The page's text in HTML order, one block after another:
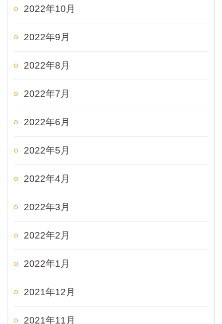
2022年10月
2022年9月
2022年8月
2022年7月
2022年6月
2022年5月
2022年4月
2022年3月
2022年2月
2022年1月
2021年12月
2021年11月